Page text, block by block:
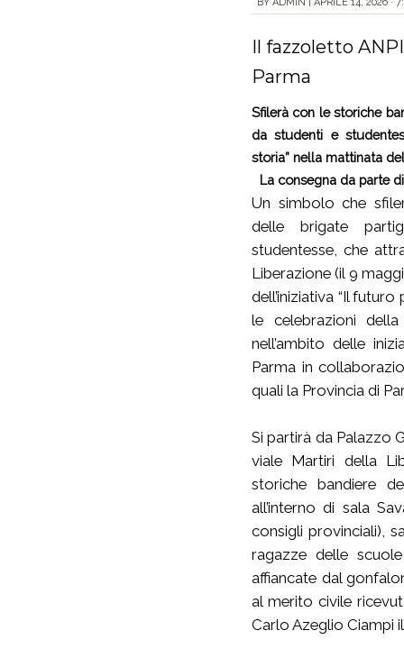
Il fazzoletto
Parma
Sfilerà con le storiche
da studenti e
storia” nella mattinata
La consegna da parte
Un simbolo che
delle brigate
studentesse, che
Liberazione (il 9
dell’iniziativa “Il
le celebrazioni
nell’ambito delle
Parma in
quali la Provincia di
Si partirà da Palazzo
viale Martiri della
storiche bandiere
all’interno di sala
consigli provinciali),
ragazze delle
affiancate dal
al merito civile
Carlo Azeglio Ciampi